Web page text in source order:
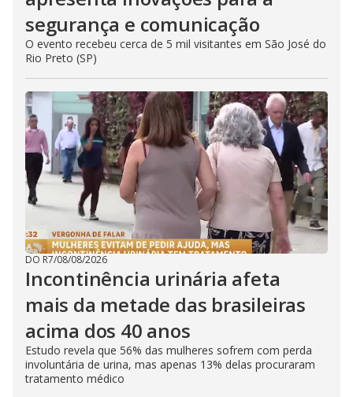
segurança e comunicação
O evento recebeu cerca de 5 mil visitantes em São José do
Rio Preto (SP)
DO R7/08/08/2026
Incontinência urinária afeta
mais da metade das brasileiras
acima dos 40 anos
Estudo revela que 56% das mulheres sofrem com perda
involuntária de urina, mas apenas 13% delas procuraram
tratamento médico